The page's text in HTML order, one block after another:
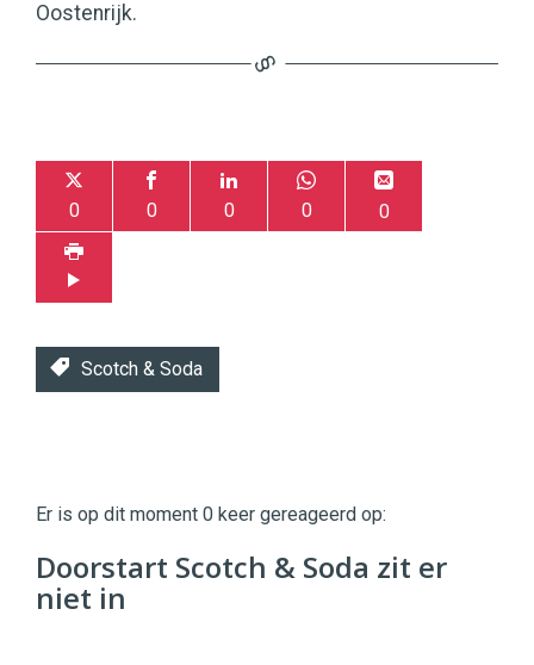
Oostenrijk.
0 0 0 0 0
Scotch & Soda
|
Digital
Commerce https://twinklemagazine.nl
96 54
Er is op dit moment 0 keer gereageerd op:
Doorstart Scotch & Soda zit er
niet in